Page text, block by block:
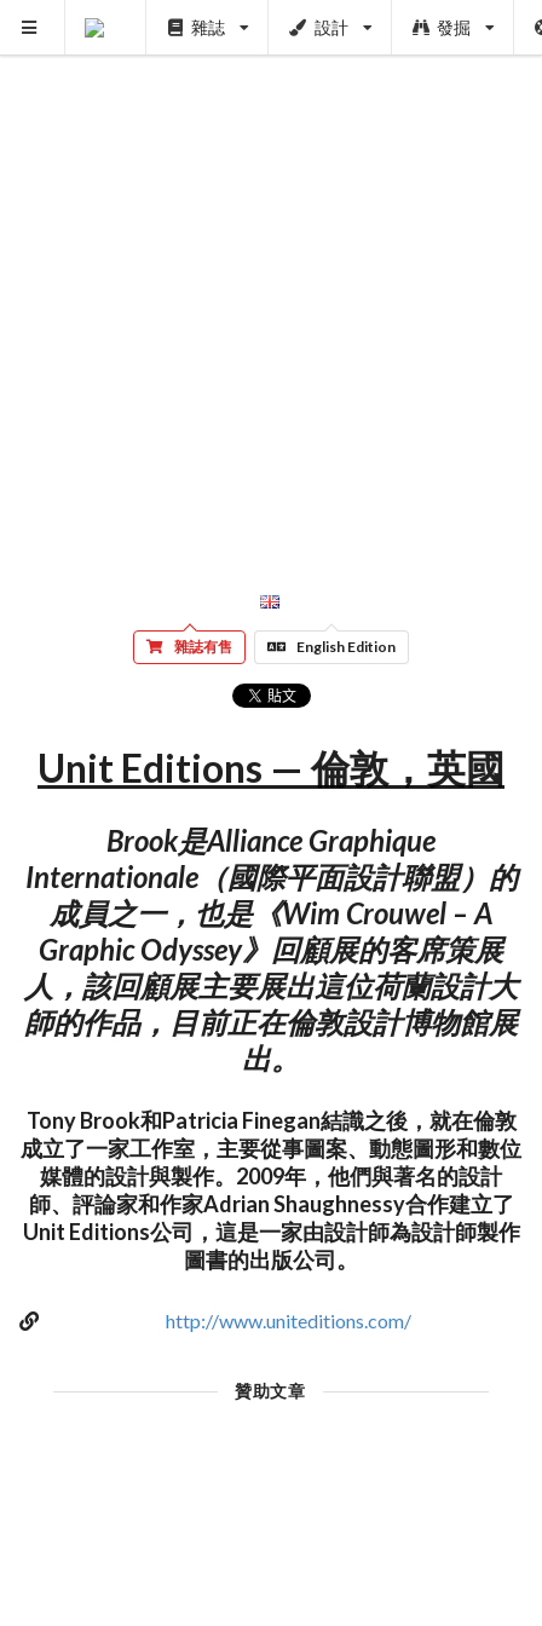
雜誌 設計 發掘
雜誌有售 English Edition
Unit Editions — 倫敦，英國
Brook是Alliance Graphique
Internationale（國際平面設計聯盟）的
成員之一，也是《Wim Crouwel – A
Graphic Odyssey》回顧展的客席策展
人，該回顧展主要展出這位荷蘭設計大
師的作品，目前正在倫敦設計博物館展
出。
Tony Brook和Patricia Finegan結識之後，就在倫敦
成立了一家工作室，主要從事圖案、動態圖形和數位
媒體的設計與製作。2009年，他們與著名的設計
師、評論家和作家Adrian Shaughnessy合作建立了
Unit Editions公司，這是一家由設計師為設計師製作
圖書的出版公司。
http://www.uniteditions.com/
贊助文章